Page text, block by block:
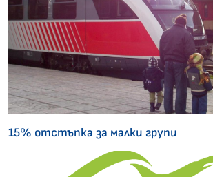
15% отстъпка за малки групи